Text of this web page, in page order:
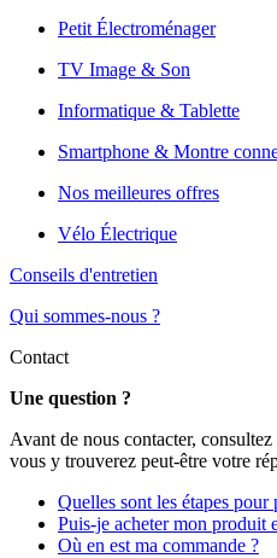
Petit Électroménager
TV Image & Son
Informatique & Tablette
Smartphone & Montre
Nos meilleures offres
Vélo Électrique
Conseils d'entretien
Qui sommes-nous ?
Contact
Une question ?
Avant de nous contacter,
vous y trouverez peut-être votre
Quelles sont les étapes pour
Puis-je acheter mon produit
Où en est ma commande ?